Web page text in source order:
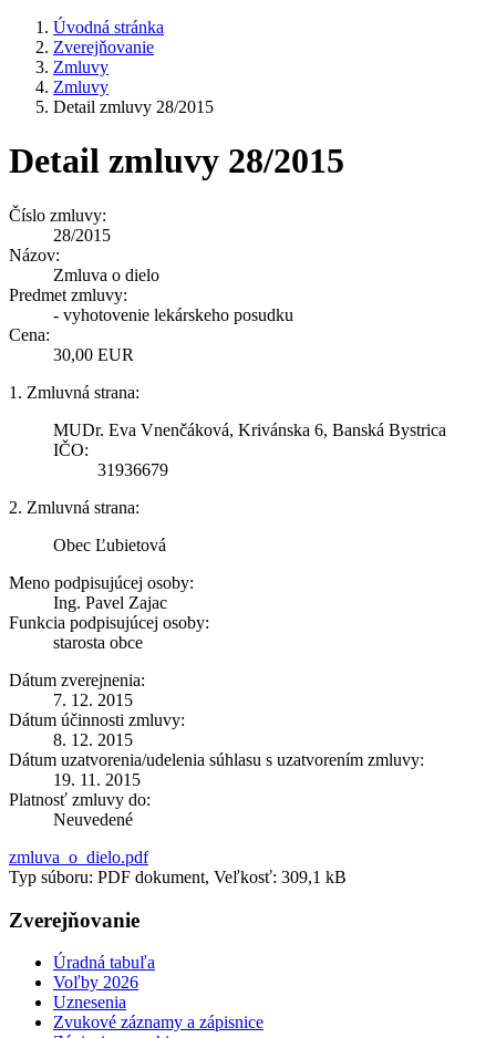
Úvodná stránka
Zverejňovanie
Zmluvy
Zmluvy
Detail zmluvy 28/2015
Detail zmluvy 28/2015
Číslo zmluvy:
28/2015
Názov:
Zmluva o dielo
Predmet zmluvy:
- vyhotovenie lekárskeho posudku
Cena:
30,00 EUR
1. Zmluvná strana:
MUDr. Eva Vnenčáková, Krivánska 6, Banská Bystrica
IČO:
31936679
2. Zmluvná strana:
Obec Ľubietová
Meno podpisujúcej osoby:
Ing. Pavel Zajac
Funkcia podpisujúcej osoby:
starosta obce
Dátum zverejnenia:
7. 12. 2015
Dátum účinnosti zmluvy:
8. 12. 2015
Dátum uzatvorenia/udelenia súhlasu s uzatvorením zmluvy:
19. 11. 2015
Platnosť zmluvy do:
Neuvedené
zmluva_o_dielo.pdf
Typ súboru: PDF dokument, Veľkosť: 309,1 kB
Zverejňovanie
Úradná tabuľa
Voľby 2026
Uznesenia
Zvukové záznamy a zápisnice